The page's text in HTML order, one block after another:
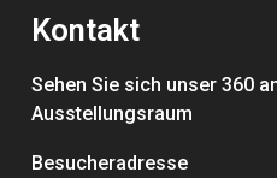
Kontakt
Sehen Sie sich unser 360
Ausstellungsraum
Besucheradresse